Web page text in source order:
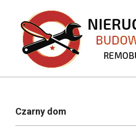
content
NavigationCzarny dom